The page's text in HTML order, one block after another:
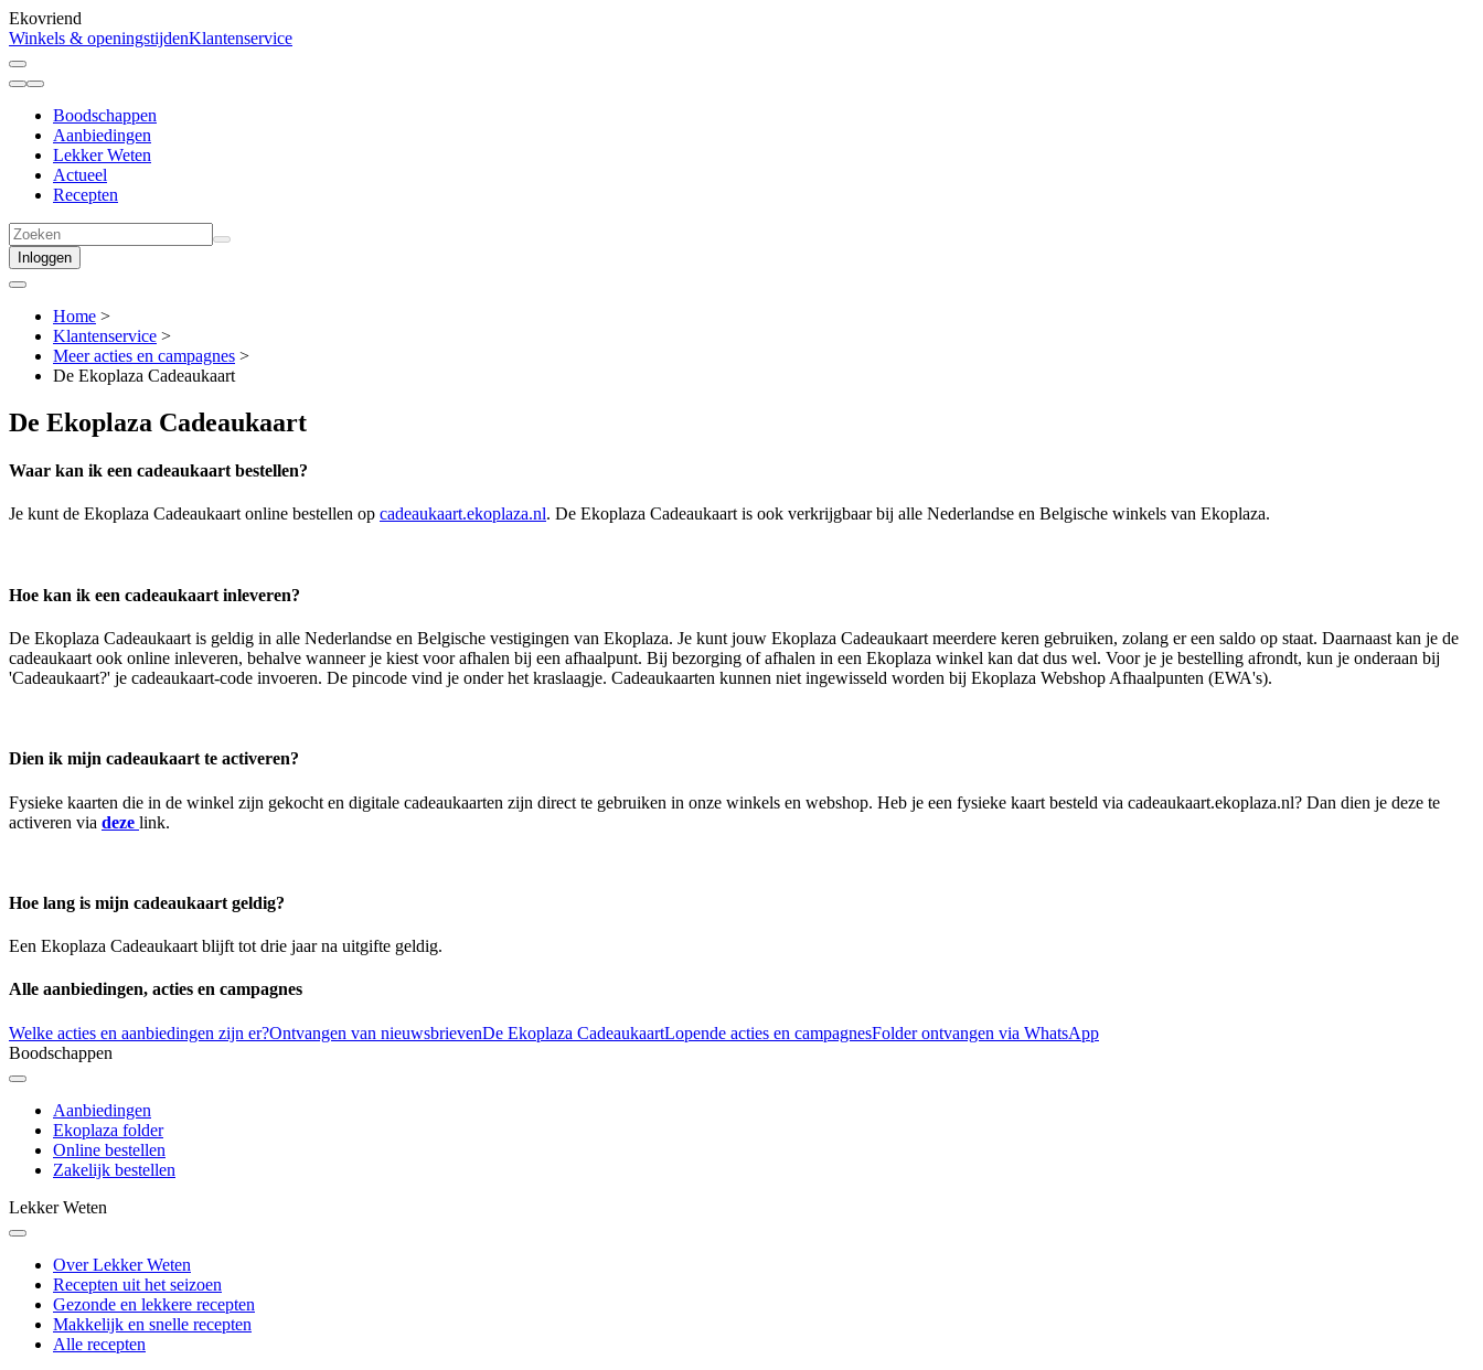
Ekovriend
Winkels & openingstijdenKlantenservice
Boodschappen
Aanbiedingen
Lekker Weten
Actueel
Recepten
Inloggen
Home >
Klantenservice >
Meer acties en campagnes >
De Ekoplaza Cadeaukaart
De Ekoplaza Cadeaukaart
Waar kan ik een cadeaukaart bestellen?
Je kunt de Ekoplaza Cadeaukaart online bestellen op cadeaukaart.ekoplaza.nl. De Ekoplaza Cadeaukaart is ook verkrijgbaar bij alle Nederlandse en Belgische winkels van Ekoplaza.
Hoe kan ik een cadeaukaart inleveren?
De Ekoplaza Cadeaukaart is geldig in alle Nederlandse en Belgische vestigingen van Ekoplaza. Je kunt jouw Ekoplaza Cadeaukaart meerdere keren gebruiken, zolang er een saldo op staat. Daarnaast kan je de
cadeaukaart ook online inleveren, behalve wanneer je kiest voor afhalen bij een afhaalpunt. Bij bezorging of afhalen in een Ekoplaza winkel kan dat dus wel. Voor je je bestelling afrondt, kun je onderaan bij
'Cadeaukaart?' je cadeaukaart-code invoeren. De pincode vind je onder het kraslaagje. Cadeaukaarten kunnen niet ingewisseld worden bij Ekoplaza Webshop Afhaalpunten (EWA's).
Dien ik mijn cadeaukaart te activeren?
Fysieke kaarten die in de winkel zijn gekocht en digitale cadeaukaarten zijn direct te gebruiken in onze winkels en webshop. Heb je een fysieke kaart besteld via cadeaukaart.ekoplaza.nl? Dan dien je deze te
activeren via deze link.
Hoe lang is mijn cadeaukaart geldig?
Een Ekoplaza Cadeaukaart blijft tot drie jaar na uitgifte geldig.
Alle aanbiedingen, acties en campagnes
Welke acties en aanbiedingen zijn er?Ontvangen van nieuwsbrievenDe Ekoplaza CadeaukaartLopende acties en campagnesFolder ontvangen via WhatsApp
Boodschappen
Aanbiedingen
Ekoplaza folder
Online bestellen
Zakelijk bestellen
Lekker Weten
Over Lekker Weten
Recepten uit het seizoen
Gezonde en lekkere recepten
Makkelijk en snelle recepten
Alle recepten